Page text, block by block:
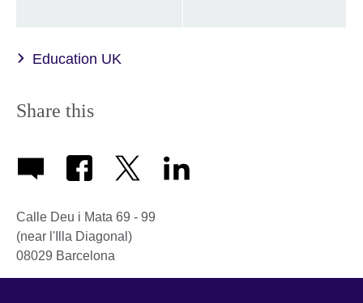
Education UK
Share this
Calle Deu i Mata 69 - 99
(near l'Illa Diagonal)
08029 Barcelona